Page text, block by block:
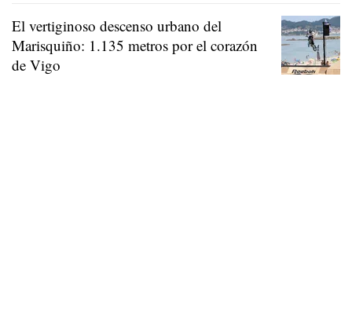
El vertiginoso descenso urbano del
Marisquiño: 1.135 metros por el corazón
de Vigo